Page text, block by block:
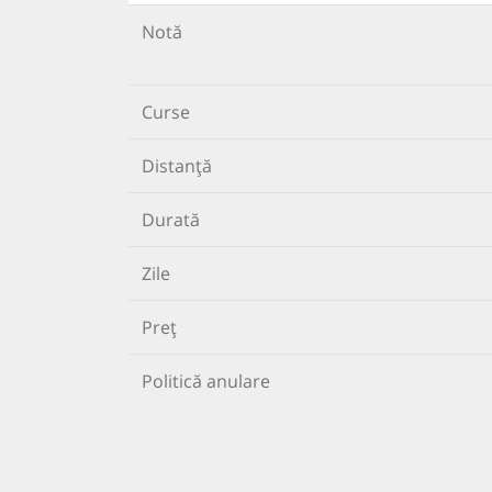
Notă
Curse
Distanță
Durată
Zile
Preț
Politică anulare